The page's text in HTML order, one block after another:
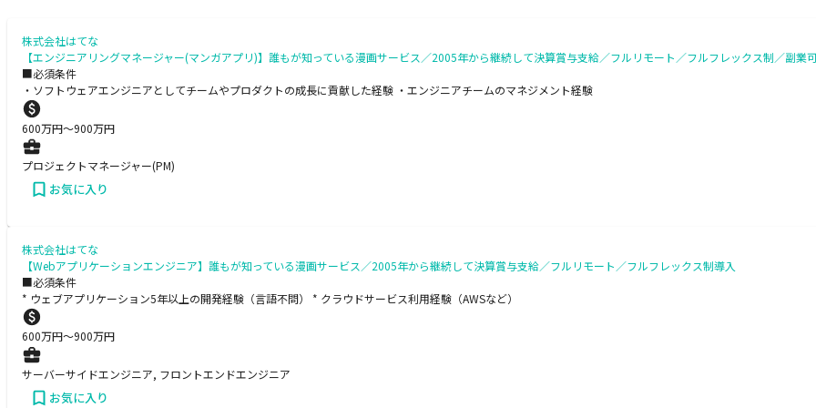
株式会社はてな
【エンジニアリングマネージャー(マンガアプリ)】誰もが知っている漫画サービス／2005年から継続して決算賞与支給／フルリモート／フルフレックス制／副業
■必須条件
・ソフトウェアエンジニアとしてチームやプロダクトの成長に貢献した経験 ・エンジニアチームのマネジメント経験
600万円〜900万円
プロジェクトマネージャー(PM)
お気に入り
株式会社はてな
【Webアプリケーションエンジニア】誰もが知っている漫画サービス／2005年から継続して決算賞与支給／フルリモート／フルフレックス制導入
■必須条件
* ウェブアプリケーション5年以上の開発経験（言語不問） * クラウドサービス利用経験（AWSなど）
600万円〜900万円
サーバーサイドエンジニア, フロントエンドエンジニア
お気に入り